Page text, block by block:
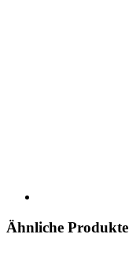
Ähnliche Produkte